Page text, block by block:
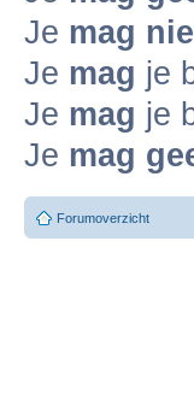
Je mag
Je mag je
Je mag je
Je mag
Forumoverzicht